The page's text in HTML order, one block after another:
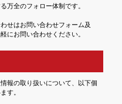
万全のフォロー体制です。
せはお問い合わせフォーム及
にお問い合わせください。
報の取り扱いについて、以下個
す。